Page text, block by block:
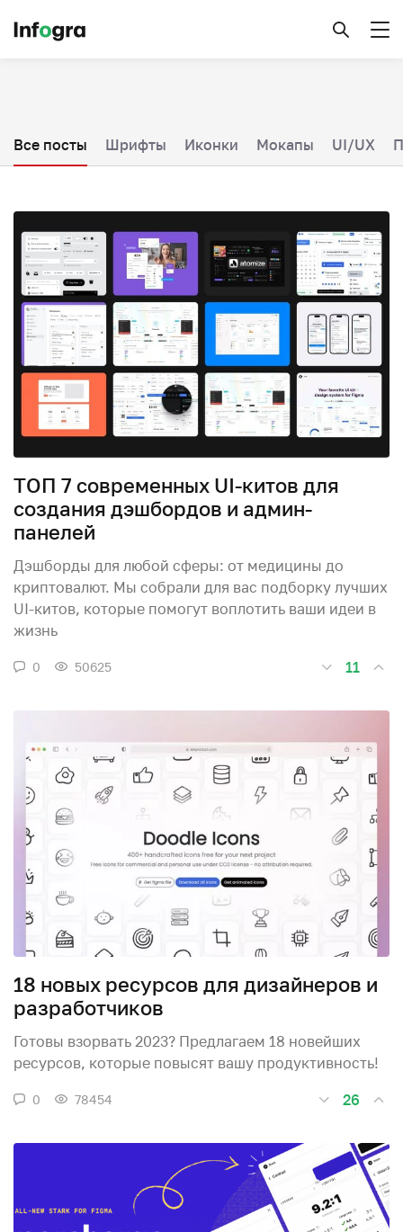
Все посты Шрифты Иконки Мокапы UI/UX
ТОП 7 современных UI-китов для
создания дэшбордов и админ-
панелей
Дэшборды для любой сферы: от медицины до
криптовалют. Мы собрали для вас подборку лучших
UI-китов, которые помогут воплотить ваши идеи в
жизнь
0 50625 11
18 новых ресурсов для дизайнеров и
разработчиков
Готовы взорвать 2023? Предлагаем 18 новейших
ресурсов, которые повысят вашу продуктивность!
0 78454 26